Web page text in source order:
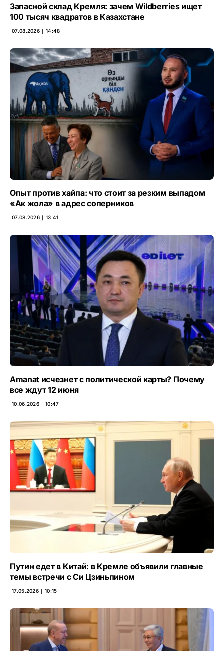
Запасной склад Кремля: зачем Wildberries ищет
100 тысяч квадратов в Казахстане
07.08.2026 ∣ 14:48
Опыт против хайпа: что стоит за резким выпадом
«Ак жола» в адрес соперников
07.08.2026 ∣ 13:41
Amanat исчезнет с политической карты? Почему
все ждут 12 июня
10.06.2026 ∣ 10:47
Путин едет в Китай: в Кремле объявили главные
темы встречи с Си Цзиньпином
17.05.2026 ∣ 10:15